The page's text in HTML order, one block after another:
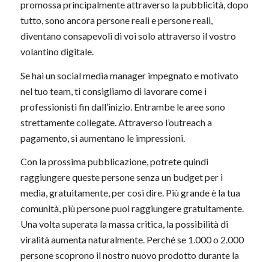
promossa principalmente attraverso la pubblicità, dopo
tutto, sono ancora persone reali e persone reali,
diventano consapevoli di voi solo attraverso il vostro
volantino digitale.
Se hai un social media manager impegnato e motivato
nel tuo team, ti consigliamo di lavorare come i
professionisti fin dall’inizio. Entrambe le aree sono
strettamente collegate. Attraverso l’outreach a
pagamento, si aumentano le impressioni.
Con la prossima pubblicazione, potrete quindi
raggiungere queste persone senza un budget per i
media, gratuitamente, per così dire. Più grande è la tua
comunità, più persone puoi raggiungere gratuitamente.
Una volta superata la massa critica, la possibilità di
viralità aumenta naturalmente. Perché se 1.000 o 2.000
persone scoprono il nostro nuovo prodotto durante la